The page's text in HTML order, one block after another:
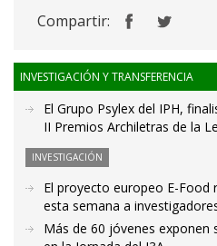
Compartir:
INVESTIGACIÓN Y TRANSFERENCIA
El Grupo Psylex del IPH,
II Premios Archiletras de la
INVESTIGACIÓN
El proyecto europeo E-Food
esta semana a
Más de 60 jóvenes exponen